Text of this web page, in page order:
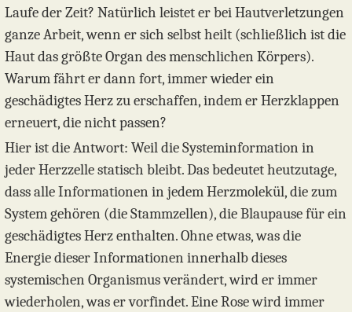
Laufe der Zeit? Natürlich leistet er bei Hautverletzungen
ganze Arbeit, wenn er sich selbst heilt (schließlich ist die
Haut das größte Organ des menschlichen Körpers).
Warum fährt er dann fort, immer wieder ein
geschädigtes Herz zu erschaffen, indem er Herzklappen
erneuert, die nicht passen?
Hier ist die Antwort: Weil die Systeminformation in
jeder Herzzelle statisch bleibt. Das bedeutet heutzutage,
dass alle Informationen in jedem Herzmolekül, die zum
System gehören (die Stammzellen), die Blaupause für ein
geschädigtes Herz enthalten. Ohne etwas, was die
Energie dieser Informationen innerhalb dieses
systemischen Organismus verändert, wird er immer
wiederholen, was er vorfindet. Eine Rose wird immer